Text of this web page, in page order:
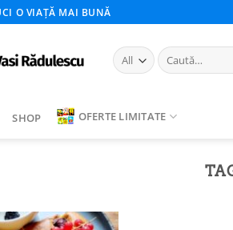
O VIAȚĂ MAI BUNĂ
Caută
după:
SHOP OFERTE LIMITATE